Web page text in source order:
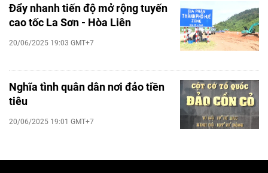
Đẩy nhanh tiến độ mở rộng tuyến
cao tốc La Sơn - Hòa Liên
20/06/2025 19:03 GMT+7
Nghĩa tình quân dân nơi đảo tiền
tiêu
20/06/2025 19:01 GMT+7